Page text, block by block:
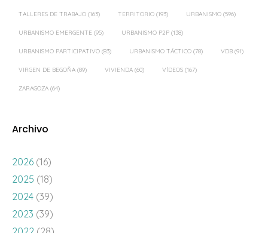
TALLERES DE TRABAJO (163) TERRITORIO (193) URBANISMO (596)
URBANISMO EMERGENTE (95) URBANISMO P2P (138)
URBANISMO PARTICIPATIVO (83) URBANISMO TÁCTICO (78) VDB (91)
VIRGEN DE BEGOÑA (89) VIVIENDA (60) VÍDEOS (167)
ZARAGOZA (64)
Archivo
2026 (16)
2025 (18)
2024 (39)
2023 (39)